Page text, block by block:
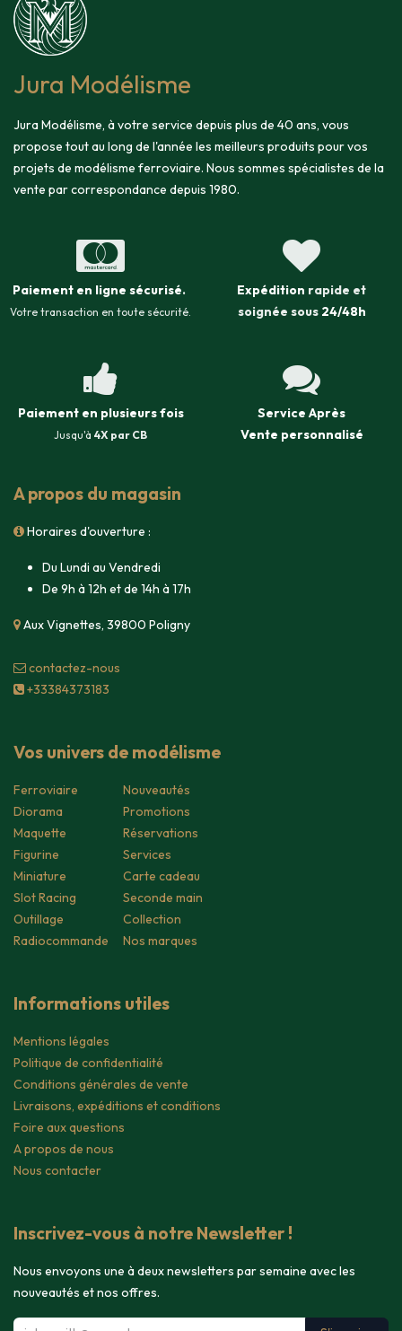
Jura Modélisme
Jura Modélisme, à votre service depuis plus de 40 ans, vous
propose tout au long de l'année les meilleurs produits pour vos
projets de modélisme ferroviaire. Nous sommes spécialistes de la
vente par correspondance depuis 1980.
Paiement en ligne sécurisé.
Votre transaction en toute sécurité.
Expédition rapide et
soignée sous 24/48h
Paiement en plusieurs fois
Jusqu'à 4X par CB
Service Après
Vente personnalisé
A propos du magasin
Horaires d'ouverture :
Du Lundi au Vendredi
De 9h à 12h et de 14h à 17h
Aux Vignettes, 39800 Poligny
contacte​z-nous
+33384373183
Vos univers de modélisme
Ferroviaire
Diorama
Maquette
Figurine
Miniature
Slot Racing
Outillage
Radiocommande
Nouveautés
Promotions
Réservations
Services
Carte cadeau
Seconde main
Collection
Nos marques
Informations utiles
Mentions légales
Politique de confidentialité
Conditions générales de vente
Livraisons, expéditions et conditions
Foire aux questions
A propos de nous
Nous contacter
Inscrivez-vous à notre Newsletter !
Nous envoyons une à deux newsletters par semaine avec les
nouveautés et nos offres.